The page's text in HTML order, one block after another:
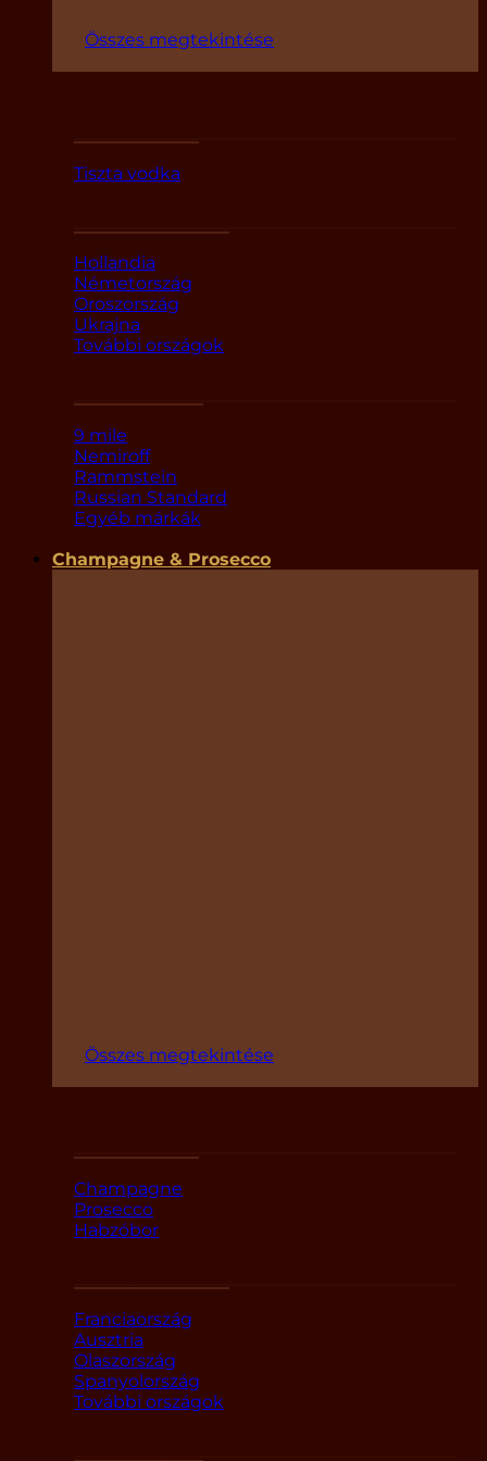
Összes megtekintése
Tiszta vodka
Hollandia
Németország
Oroszország
Ukrajna
További országok
9 mile
Nemiroff
Rammstein
Russian Standard
Egyéb márkák
Champagne & Prosecco
Összes megtekintése
Champagne
Prosecco
Habzóbor
Franciaország
Ausztria
Olaszország
Spanyolország
További országok